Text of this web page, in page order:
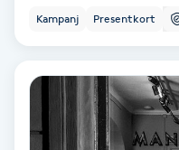
Tatueringsborttagning
Kampanj Presentkort